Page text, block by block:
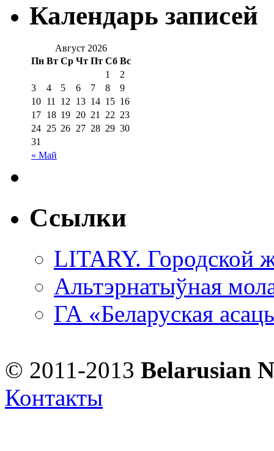
Календарь записей
Август 2026
Пн Вт Ср Чт Пт Сб Вс
« Май
1
2
3
4 5 6 7 8
9
10 11 12 13 14 15 16
17 18 19 20 21 22 23
24 25 26 27 28 29 30
31
Ссылки
LITARY. Городской
Альтэрнатыўная
ГА «Беларуская
© 2011-2013 Belarusian
Контакты